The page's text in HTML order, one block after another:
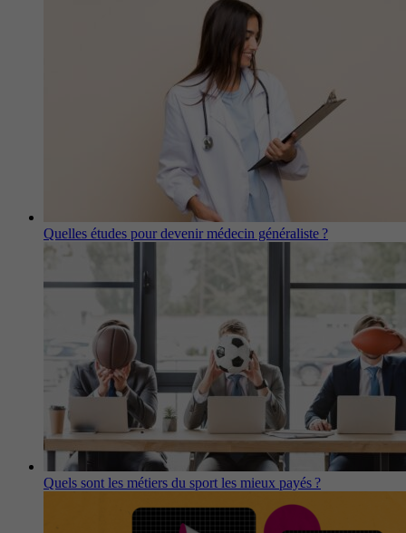
Quelles études pour devenir médecin généraliste ?
Quels sont les métiers du sport les mieux payés ?